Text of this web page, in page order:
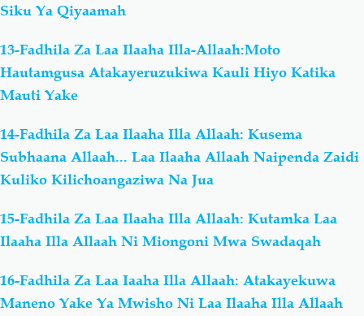
Siku Ya Qiyaamah
13-Fadhila Za Laa Ilaaha Illa-Allaah:Moto
Hautamgusa Atakayeruzukiwa Kauli Hiyo Katika
Mauti Yake
14-Fadhila Za Laa Ilaaha Illa Allaah: Kusema
Subhaana Allaah... Laa Ilaaha Allaah Naipenda Zaidi
Kuliko Kilichoangaziwa Na Jua
15-Fadhila Za Laa Ilaaha Illa Allaah: Kutamka Laa
Ilaaha Illa Allaah Ni Miongoni Mwa Swadaqah
16-Fadhila Za Laa Iaaha Illa Allaah: Atakayekuwa
Maneno Yake Ya Mwisho Ni Laa Ilaaha Illa Allaah